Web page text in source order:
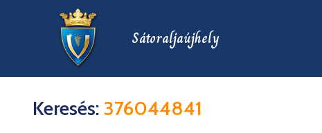
Sátoraljaújhely
Keresés: 376044841